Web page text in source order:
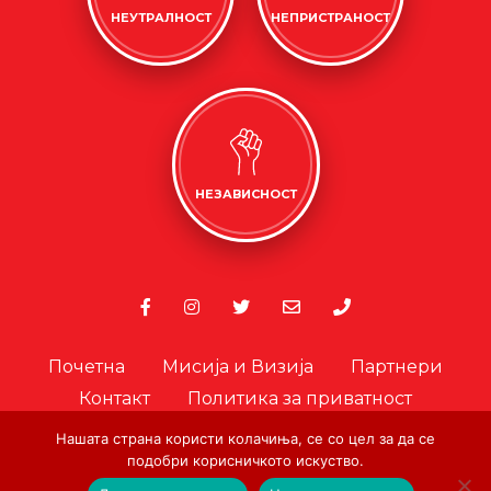
НЕУТРАЛНОСТ НЕПРИСТРАНОСТ
НЕЗАВИСНОСТ
Почетна Мисија и Визија
Партнери
Контакт
Политика за приватност
Офицер за лични податоци
Нашата страна користи колачиња, се со цел за да се
подобри корисничкото искуство.